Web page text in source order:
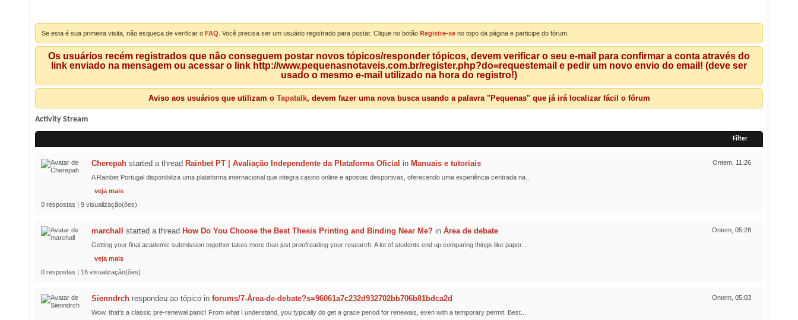
Se esta é sua primeira visita, não esqueça de verificar o FAQ . Você precisa ser um usuário registrado para postar. Clique no botão Registre-se no topo da página e participe do fórum.
Os usuários recém registrados que não conseguem postar novos tópicos/responder tópicos, devem verificar o seu e-mail para confirmar a conta através do
link enviado na mensagem ou acessar o link http://www.pequenasnotaveis.com.br/register.php?do=requestemail e pedir um novo envio do email! (deve ser
usado o mesmo e-mail utilizado na hora do registro!)
Aviso aos usuários que utilizam o Tapatalk, devem fazer uma nova busca usando a palavra "Pequenas" que já irá localizar fácil o fórum
Activity Stream
Filter
Ontem, 11:26
Cherepah started a thread Rainbet PT | Avaliação Independente da Plataforma Oficial in Manuais e tutoriais
A Rainbet Portugal disponibiliza uma plataforma internacional que integra casino online e apostas desportivas, oferecendo uma experiência centrada na...
veja mais
0 respostas | 9 visualização(ões)
Ontem, 05:28
marchall started a thread How Do You Choose the Best Thesis Printing and Binding Near Me? in Área de debate
Getting your final academic submission together takes more than just proofreading your research. A lot of students end up comparing things like paper...
veja mais
0 respostas | 16 visualização(ões)
Ontem, 05:03
Sienndrch respondeu ao tópico in forums/7-Área-de-debate?s=96061a7c232d932702bb706b81bdca2d
Wow, that's a classic pre-renewal panic! From what I understand, you typically do get a grace period for renewals, even with a temporary permit. Best...